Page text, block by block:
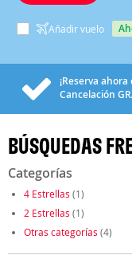
Añadir vuelo
¡Reserva
Cancelación
BÚSQUEDAS
Categorías
4 Estrellas (1)
2 Estrellas (1)
Otras categorías (4)